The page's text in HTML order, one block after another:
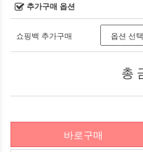
추가구매 옵션
쇼핑백 추가구매
총
바로구매